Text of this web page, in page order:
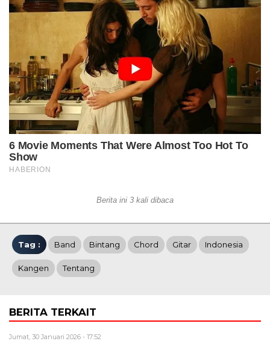
Berita ini 3 kali dibaca
Tag : Band Bintang Chord Gitar Indonesia
Kangen Tentang
BERITA TERKAIT
Jumat, 30 Januari 2026 - 17:52